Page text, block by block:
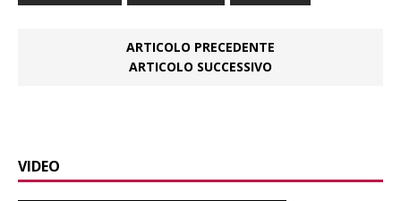
ARTICOLO PRECEDENTE
ARTICOLO SUCCESSIVO
VIDEO